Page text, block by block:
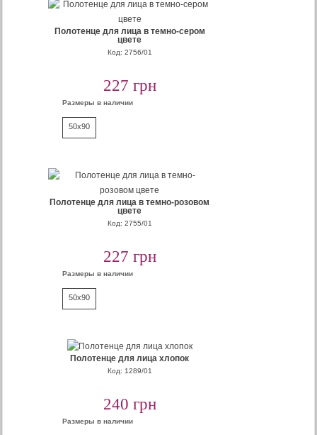
Полотенце для лица в темно-сером
цвете
Код: 2756/01
227 грн
Размеры в наличии
50x90
Полотенце для лица в темно-розовом
цвете
Код: 2755/01
227 грн
Размеры в наличии
50x90
Полотенце для лица хлопок
Код: 1289/01
240 грн
Размеры в наличии